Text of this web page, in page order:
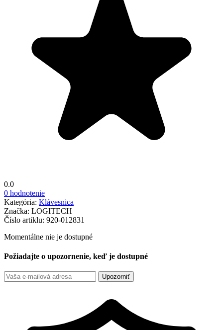
0.0
0 hodnotenie
Kategória: Klávesnica
Značka: LOGITECH
Číslo artiklu: 920-012831
Momentálne nie je dostupné
Požiadajte o upozornenie, keď je dostupné
Upozorniť